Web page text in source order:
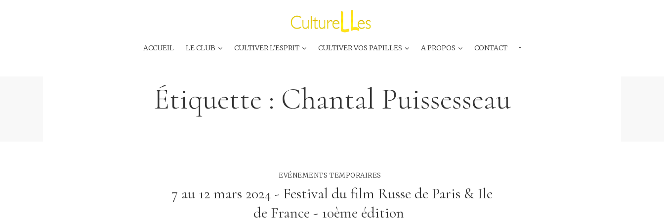
ACCUEIL LE CLUB CULTIVER L’ESPRIT CULTIVER VOS PAPILLES A PROPOS CONTACT ···
Étiquette : Chantal Puissesseau
EVÉNEMENTS TEMPORAIRES
7 au 12 mars 2024 - Festival du film Russe de Paris & Ile
de France - 10ème édition